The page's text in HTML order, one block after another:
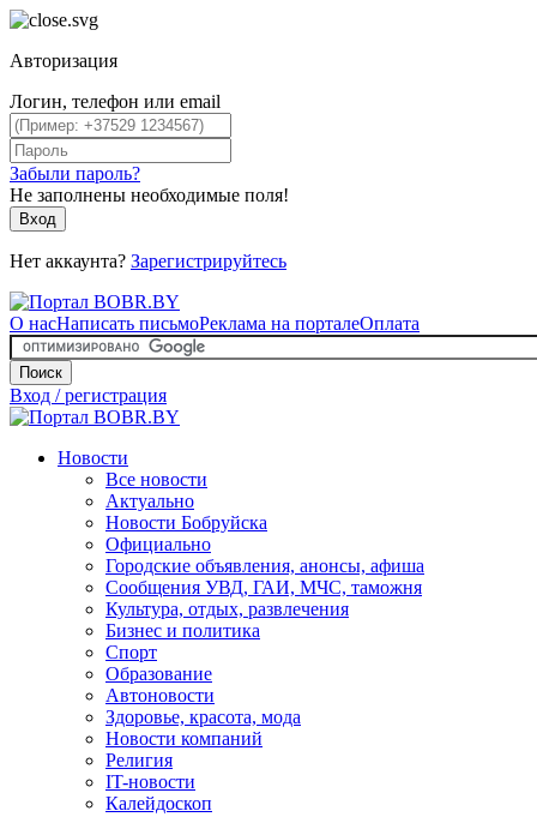
Авторизация
Логин, телефон или email
Забыли пароль?
Не заполнены необходимые поля!
Вход
Нет аккаунта? Зарегистрируйтесь
О насНаписать письмоРеклама на порталеОплата
Поиск
Вход / регистрация
Новости
Все новости
Актуально
Новости Бобруйска
Официально
Городские объявления, анонсы, афиша
Сообщения УВД, ГАИ, МЧС, таможня
Культура, отдых, развлечения
Бизнес и политика
Спорт
Образование
Автоновости
Здоровье, красота, мода
Новости компаний
Религия
IT-новости
Калейдоскоп